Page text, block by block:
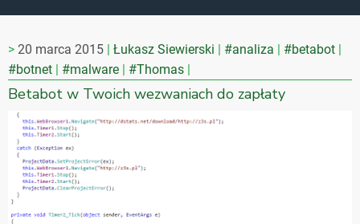
20 marca 2015 Łukasz Siewierski #analiza
#betabot
#botnet
#malware #Thomas
Betabot w Twoich wezwaniach do zapłaty